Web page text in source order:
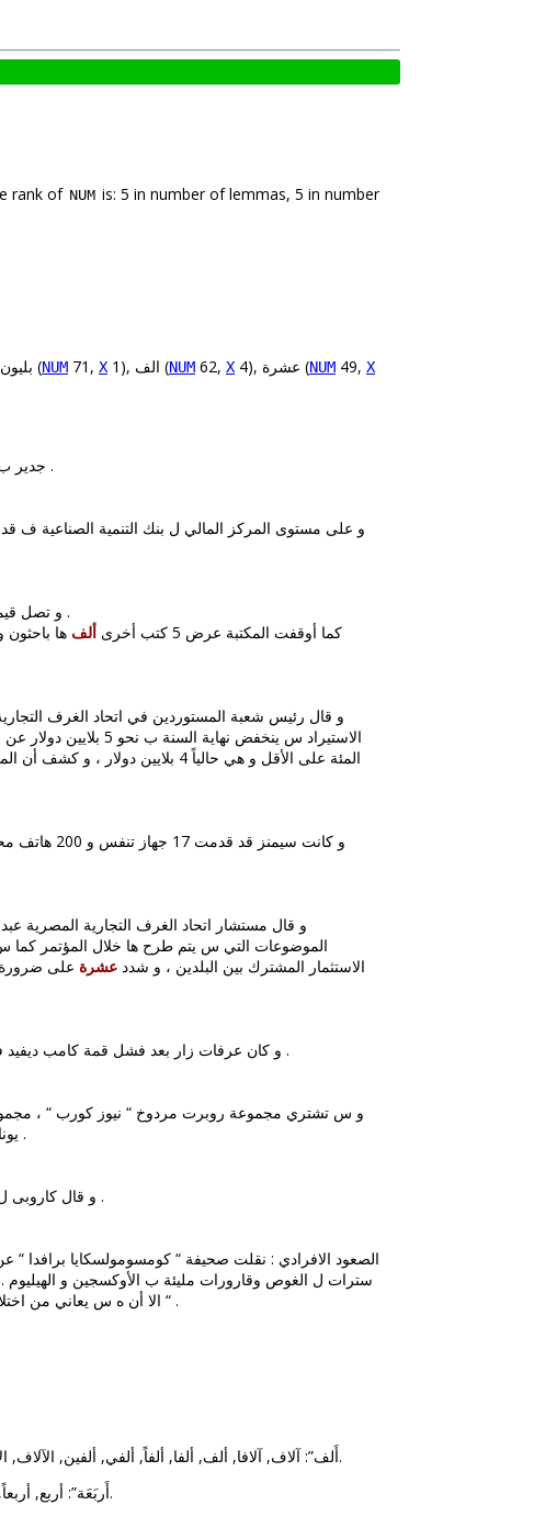
rank of NUM is: 5 in number of lemmas, 5 in number
1), بليون (NUM 71, X 1), الف (NUM 62, X 4), عشرة (NUM 49, X
48: هكتار من الاراضى الرطبة مشكلة 10 ب المئة من اجمالى العالم .
28: و على مستوى المركز المالي ل بنك التنمية الصناعية ف
2: و تصل قيمة ل المتوسط و 25 ألف جنيه ل العادي .
1: كما أوقفت المكتبة عرض 5 كتب أخرى ألف ها
الاستيراد س ينخفض نهاية السنة ب نحو 5 بلايين دولار عن السابق ( 11
المئة على الأقل و هي حالياً 4
4: و كانت سيمنز قد قدمت 17 جهاز تنفس و 200 هاتف محمول و قيمة ها الاجمالية 7 ملايين يوان / حوالى 853.7
2: و قال مستشار اتحاد الغرف التجارية المصرية عبد
الموضوعات التي س يتم طرح ها خلال المؤتمر كما
الاستثمار المشترك بين البلدين ، و شدد عشرة على ضرورة
1: و كان عرفات زار بعد فشل قمة كامب ديفيد في 25 تموز / من دون ان يحظى على ما يبدو ب دعم حاسم ل مشروع اعلان الدولة الفلسطينية .
1: و س تشتري مجموعة روبرت مردوخ “ نيوز كورب “ ،
يونايتد تيلفيجن “ التى تملك عشر محطات اقليمية تلفزيونية ، ب 5،35 مليارات دولار ، كما افاد بيان صدر في نيويورك .
4: و قال قدم / 2200 متر / فوق مدينة مبوجى - مايى .
سترات ل الغوص وقارورات مليئة ب الأوكسجين و
الا أن ه س يعاني من الى ست دقائق و لن تتم في ها مراعاة مراحل تخفيف الانضغاط “ .
The 1st highest number of forms (16) was observed with the lemma “أَلف”: آلاف, آلافا, ألف, ألفا, ألفاً, ألفي, ألفين, الآلاف, الألف, الاف, الالاف, الف, الفا, الفى, الفي, الفين.
The 2nd highest number of forms (9) was observed with the lemma “أَربَعَة”: أربع, أربعاً, أربعة, اربع, اربعة, الأربع, الأربعة, الاربع, الاربعة.